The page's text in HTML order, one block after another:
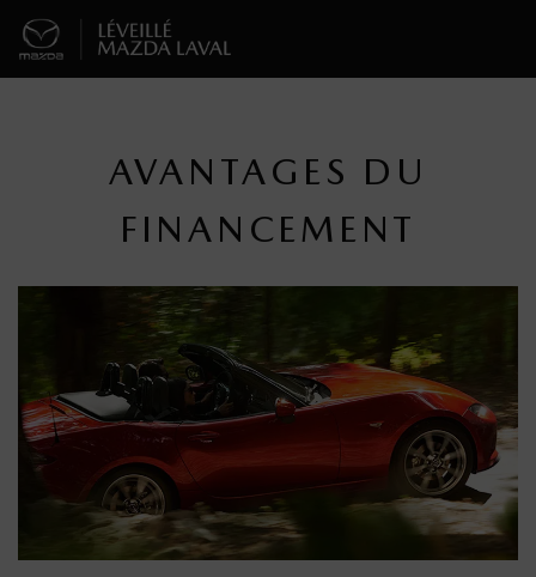
AVANTAGES DU
FINANCEMENT